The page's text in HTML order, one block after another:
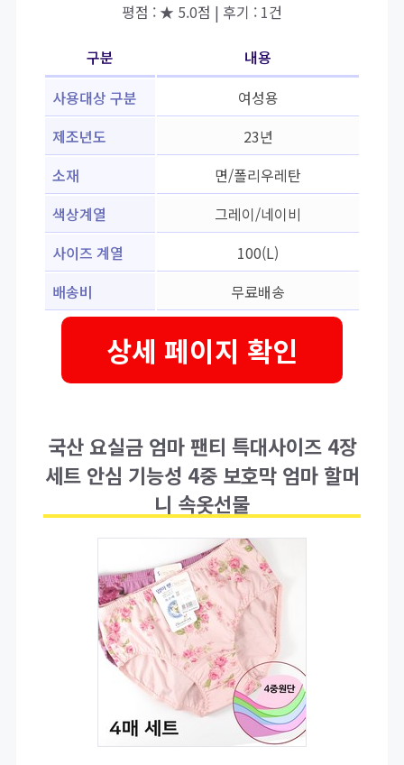
평점 : ★ 5.0점 | 후기 : 1건
구분
내용
사용대상 구분
여성용
제조년도
23년
소재
면/폴리우레탄
색상계열
그레이/네이비
사이즈 계열
100(L)
배송비
무료배송
상세 페이지 확인
국산 요실금 엄마 팬티 특대사이즈 4장
세트 안심 기능성 4중 보호막 엄마 할머
니 속옷선물